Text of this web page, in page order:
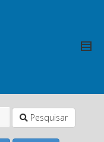
Pesquisar